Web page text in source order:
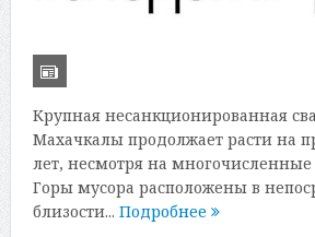
Крупная несанкционированная
Махачкалы продолжает расти на
лет, несмотря на
Горы мусора расположены в
близости... Подробнее